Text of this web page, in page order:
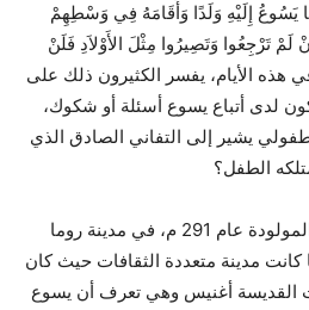
2-3، ” فَدَعَا يَسُوعُ إِلَيْهِ وَلَدًا وَأَقَامَهُ فِي وَسْطِهِمْ
تَرْجِعُوا وَتَصِيرُوا مِثْلَ الأَوْلاَدِ فَلَنْ
هذه الأيام، يفسر الكثيرون ذلك على
لدى أتباع يسوع أسئلة أو شكوك،
يشير إلى التفاني الصادق الذي
الطفل؟
نشأت القديسة أغنيس، المولودة عام 291 م، في مدينة روما
كانت مدينة متعددة الثقافات حيث كان
القديسة أغنيس وهي تعرف أن يسوع